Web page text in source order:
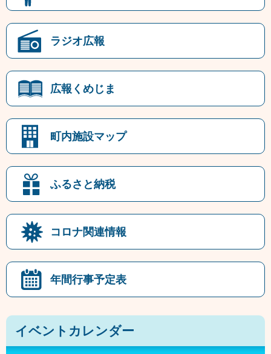
ラジオ広報
広報くめじま
町内施設マップ
ふるさと納税
コロナ関連情報
年間行事予定表
イベントカレンダー